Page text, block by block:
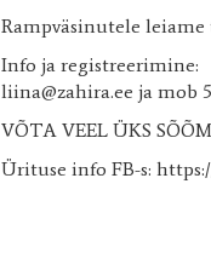
Rampväsinutele
Info ja registreerimine:
liina@zahira.ee ja mob
VÕTA VEEL ÜKS
Ürituse info FB-s: